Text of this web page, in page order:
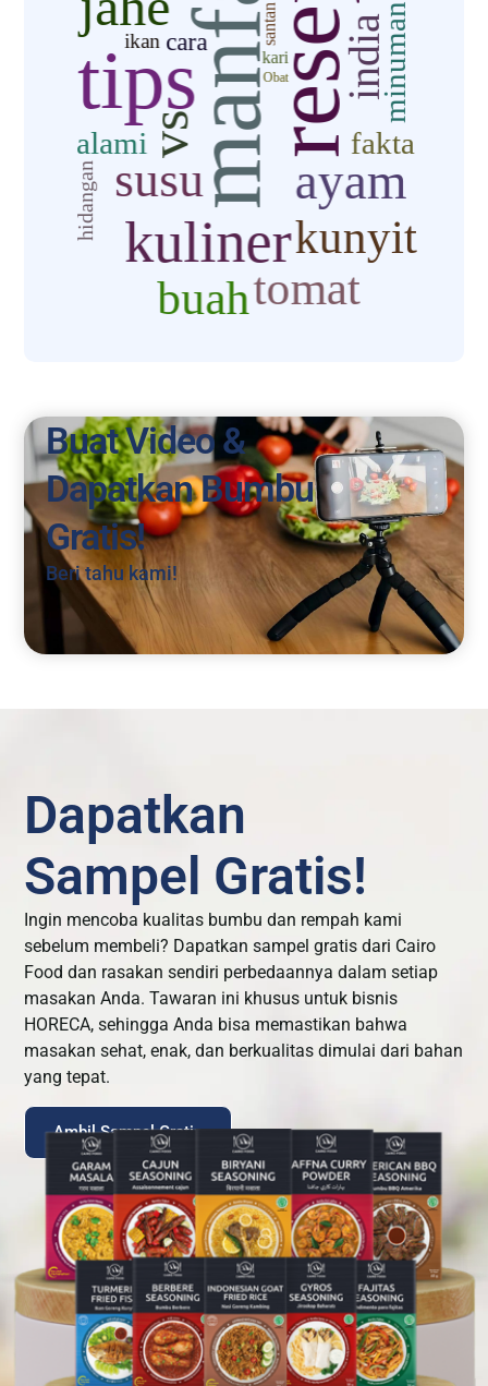
Buat Video &
Dapatkan Bumbu
Gratis!
Beri tahu kami!
Dapatkan
Sampel Gratis!
Ingin mencoba kualitas bumbu dan rempah kami
sebelum membeli? Dapatkan sampel gratis dari Cairo
Food dan rasakan sendiri perbedaannya dalam setiap
masakan Anda. Tawaran ini khusus untuk bisnis
HORECA, sehingga Anda bisa memastikan bahwa
masakan sehat, enak, dan berkualitas dimulai dari bahan
yang tepat.
Ambil Sampel Gratis